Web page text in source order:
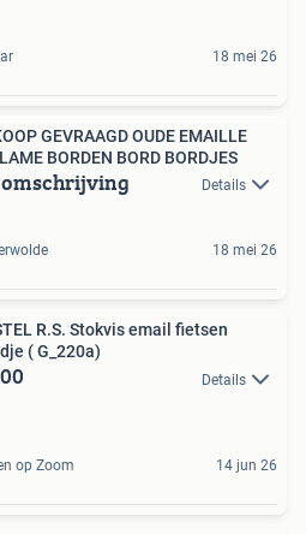
18 mei 26
GEVRAAGD OUDE EMAILLE
BORDEN BORD BORDJES
Details
18 mei 26
R.S. Stokvis email fietsen
( G_220a)
Details
op Zoom 14 jun 26